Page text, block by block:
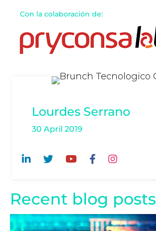
Con la colaboración de:
Lourdes Serrano
30 April 2019
Recent blog posts